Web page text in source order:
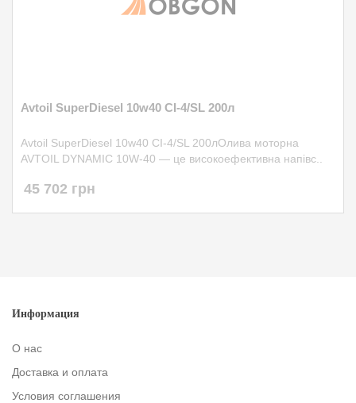
Avtoil SuperDiesel 10w40 CI-4/SL 200л
Avtoil SuperDiesel 10w40 CI-4/SL 200лОлива моторна
AVTOIL DYNAMIC 10W-40 — це високоефективна напівс..
45 702 грн
Информация
О нас
Доставка и оплата
Условия соглашения